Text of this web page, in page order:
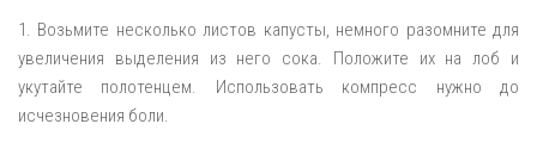
1. Возьмите несколько листов капусты, немного разомните для
увеличения выделения из него сока. Положите их на лоб и
укутайте полотенцем. Использовать компресс нужно до
исчезновения боли.